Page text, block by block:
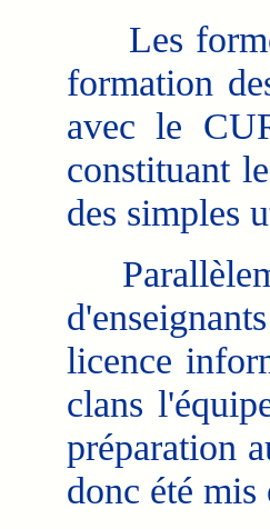
Les
formation
avec le
constituant
des simples
licence
clans
préparation
donc été